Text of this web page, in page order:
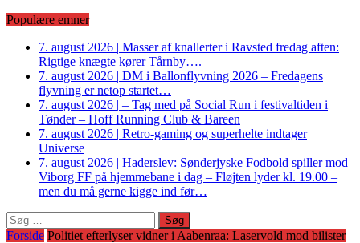
Populære emner
7. august 2026 | Masser af knallerter i Ravsted fredag aften:
Rigtige knægte kører Tårnby….
7. august 2026 | DM i Ballonflyvning 2026 – Fredagens
flyvning er netop startet…
7. august 2026 | – Tag med på Social Run i festivaltiden i
Tønder – Hoff Running Club & Bareen
7. august 2026 | Retro-gaming og superhelte indtager
Universe
7. august 2026 | Haderslev: Sønderjyske Fodbold spiller mod
Viborg FF på hjemmebane i dag – Fløjten lyder kl. 19.00 –
men du må gerne kigge ind før…
Søg
efter:
Forside Politiet efterlyser vidner i Aabenraa: Laservold mod bilister